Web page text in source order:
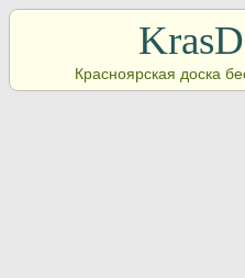
Красноярская доска